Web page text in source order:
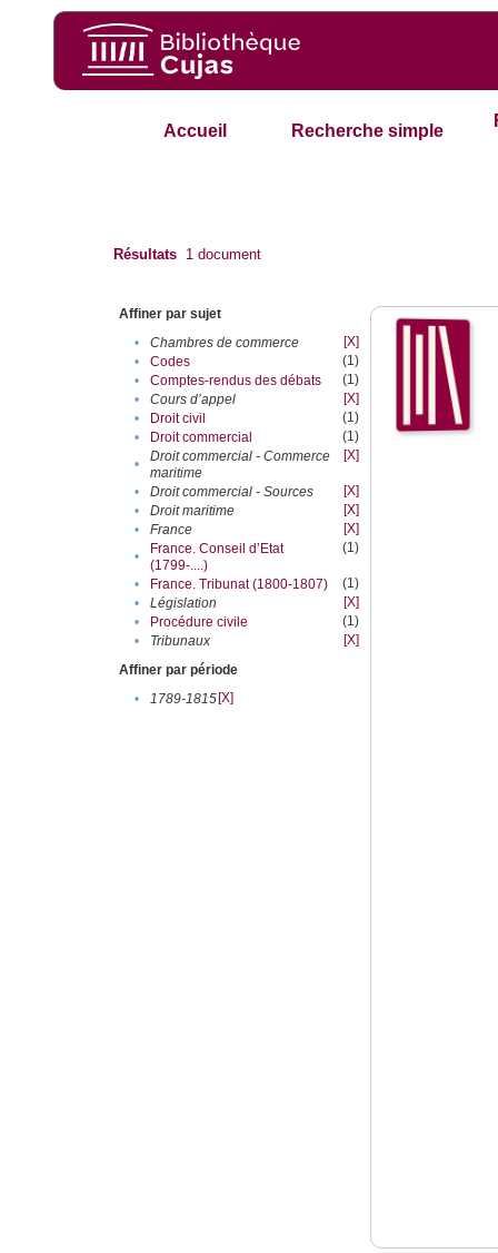
Accueil Recherche simple
Résultats 1 document
Affiner par sujet
•
Chambres de commerce
[X]
•
Codes
(1)
•
Comptes-rendus des débats
(1)
•
Cours d’appel
[X]
•
Droit civil
(1)
•
Droit commercial
(1)
•
Droit commercial - Commerce
maritime
[X]
• Droit commercial - Sources
[X]
•
Droit maritime
[X]
•
France
[X]
•
France. Conseil d’Etat
(1799-....)
(1)
• France. Tribunat (1800-1807)
(1)
•
Législation
[X]
•
Procédure civile
(1)
•
Tribunaux
[X]
Affiner par période
•
1789-1815[X]